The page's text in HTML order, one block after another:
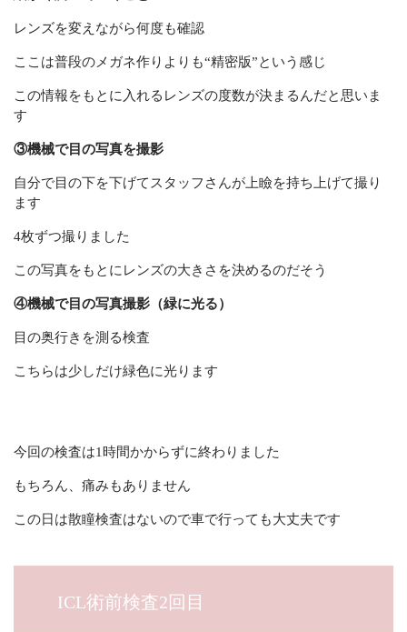
レンズを変えながら何度も確認
ここは普段のメガネ作りよりも“精密版”という感じ
この情報をもとに入れるレンズの度数が決まるんだと思いま
す
③機械で目の写真を撮影
自分で目の下を下げてスタッフさんが上瞼を持ち上げて撮り
ます
4枚ずつ撮りました
この写真をもとにレンズの大きさを決めるのだそう
④機械で目の写真撮影（緑に光る）
目の奥行きを測る検査
こちらは少しだけ緑色に光ります
今回の検査は1時間かからずに終わりました
もちろん、痛みもありません
この日は散瞳検査はないので車で行っても大丈夫です
ICL術前検査2回目